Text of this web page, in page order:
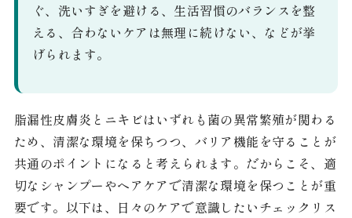
ぐ、洗いすぎを避ける、生活習慣のバランスを整
える、合わないケアは無理に続けない、などが挙
げられます。
脂漏性皮膚炎とニキビはいずれも菌の異常繁殖が関わる
ため、清潔な環境を保ちつつ、バリア機能を守ることが
共通のポイントになると考えられます。だからこそ、適
切なシャンプーやヘアケアで清潔な環境を保つことが重
要です。以下は、日々のケアで意識したいチェックリス